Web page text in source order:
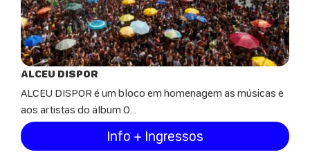
ALCEU DISPOR
ALCEU DISPOR é um bloco em homenagem as músicas e
aos artistas do álbum O...
Info + Ingressos